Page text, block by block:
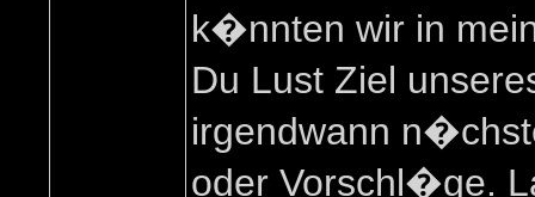
k�nnten wir in
Du Lust Ziel
irgendwann
oder Vorschl�ge.